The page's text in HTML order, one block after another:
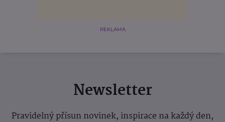
REKLAMA
Newsletter
Pravidelný přísun novinek, inspirace na každý den,